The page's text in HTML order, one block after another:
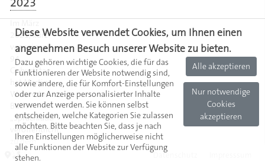
2021, kurz
vor seinem
94.
Geburtstag
hat Martin
Walser das
Buch
„Sprachlaub“
veröffentlicht,
zu dem
Alissa …
Datenschutz
Diese Website verwendet Cookies, um Ihnen einen
angenehmen Besuch unserer Website zu bieten.
Dazu gehören wichtige Cookies, die für das
Funktionieren der Website notwendig sind,
sowie andere, die für Komfort-Einstellungen
oder zur Anzeige personalisierter Inhalte
verwendet werden. Sie können selbst
entscheiden, welche Kategorien Sie zulassen
möchten. Bitte beachten Sie, dass je nach
Ihren Einstellungen möglicherweise nicht
alle Funktionen der Website zur Verfügung
stehen.
Alle akzeptieren
Nur notwendige
Cookies
akzeptieren